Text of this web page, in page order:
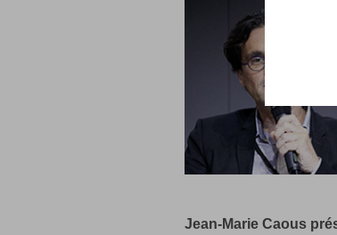
Jean-Marie Caous